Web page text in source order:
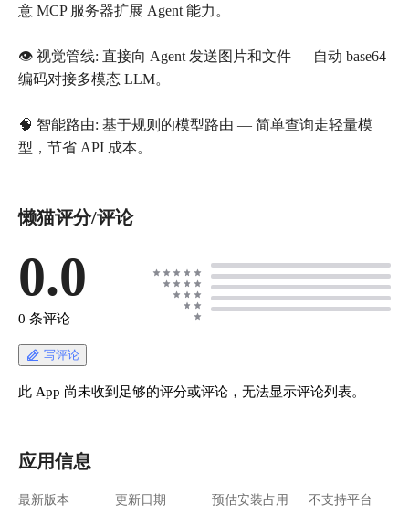
意 MCP 服务器扩展 Agent 能力。
👁️ 视觉管线: 直接向 Agent 发送图片和文件 — 自动 base64
编码对接多模态 LLM。
🧠 智能路由: 基于规则的模型路由 — 简单查询走轻量模
型，节省 API 成本。
懒猫评分/评论
0.0
0 条评论
写评论
此 App 尚未收到足够的评分或评论，无法显示评论列表。
应用信息
最新版本 更新日期 预估安装占用 不支持平台